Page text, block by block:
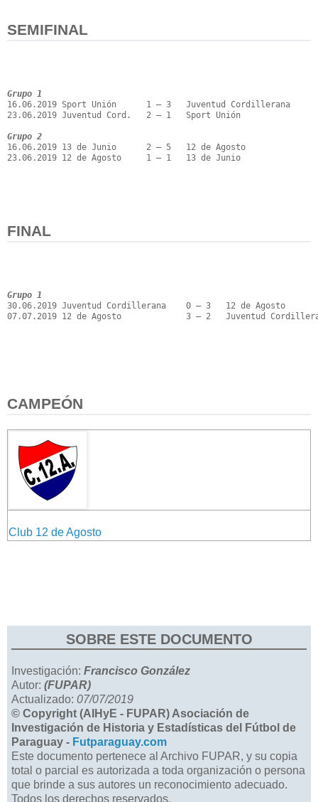
SEMIFINAL
Grupo 1
16.06.2019 Sport Unión      1 – 3   Juventud Cordillerana
23.06.2019 Juventud Cord.   2 – 1   Sport Unión
Grupo 2
16.06.2019 13 de Junio      2 – 5   12 de Agosto
23.06.2019 12 de Agosto     1 – 1   13 de Junio
FINAL
Grupo 1
30.06.2019 Juventud Cordillerana    0 – 3   12 de Agosto
07.07.2019 12 de Agosto             3 – 2   Juventud
CAMPEÓN
Club 12 de Agosto
SOBRE ESTE DOCUMENTO
Investigación: Francisco González
Autor: (FUPAR)
Actualizado: 07/07/2019
© Copyright (AIHyE - FUPAR) Asociación de
Investigación de Historia y Estadísticas del Fútbol de
Paraguay - Futparaguay.com
Este documento pertenece al Archivo FUPAR, y su copia
total o parcial es autorizada a toda organización o persona
que brinde a sus autores un reconocimiento adecuado.
Todos los derechos reservados.